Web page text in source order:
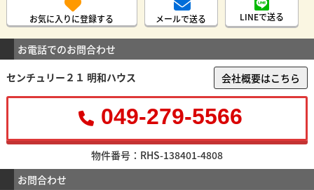
お気に入りに登録する メールで送る LINEで送る
お電話でのお問合わせ
センチュリー２１ 明和ハウス
会社概要はこちら
049-279-5566
物件番号：RHS-138401-4808
お問合わせ